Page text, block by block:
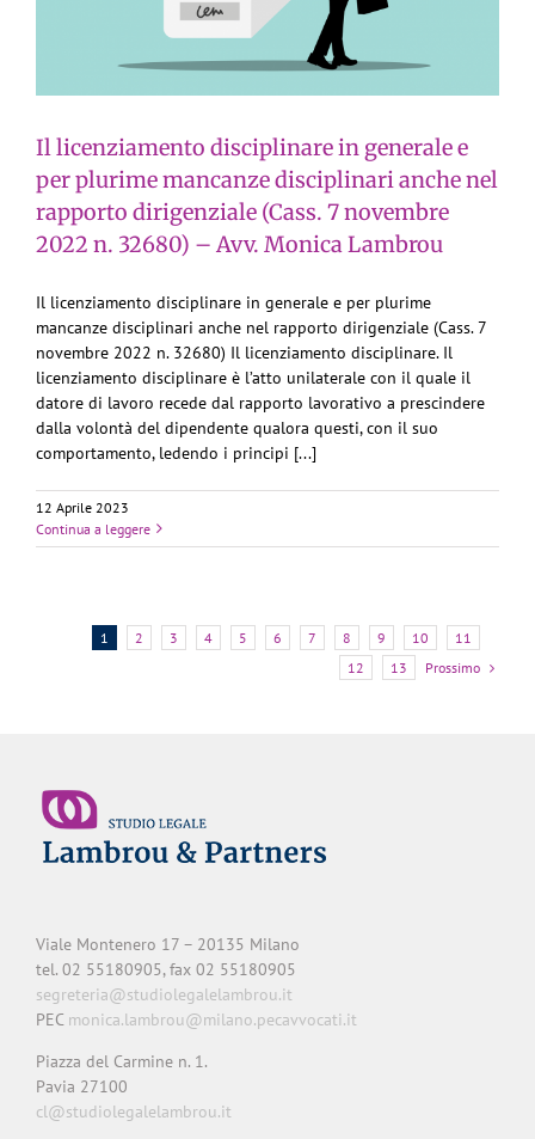
Il licenziamento disciplinare in generale e
per plurime mancanze disciplinari anche nel
rapporto dirigenziale (Cass. 7 novembre
2022 n. 32680) – Avv. Monica Lambrou
Il licenziamento disciplinare in generale e per plurime
mancanze disciplinari anche nel rapporto dirigenziale (Cass. 7
novembre 2022 n. 32680) Il licenziamento disciplinare. Il
licenziamento disciplinare è l’atto unilaterale con il quale il
datore di lavoro recede dal rapporto lavorativo a prescindere
dalla volontà del dipendente qualora questi, con il suo
comportamento, ledendo i principi [...]
12 Aprile 2023
Continua a leggere
1 2 3 4 5 6 7 8 9 10
11
12
13 Prossimo
Viale Montenero 17 – 20135 Milano
tel. 02 55180905, fax 02 55180905
segreteria@studiolegalelambrou.it
PEC monica.lambrou@milano.pecavvocati.it
Piazza del Carmine n. 1.
Pavia 27100
cl@studiolegalelambrou.it